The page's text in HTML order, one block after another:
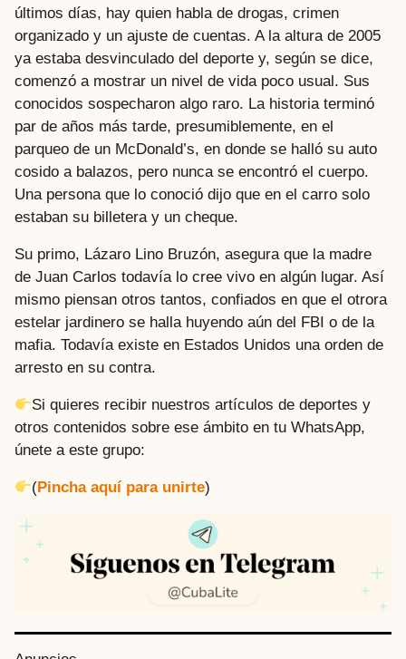
últimos días, hay quien habla de drogas, crimen
organizado y un ajuste de cuentas. A la altura de 2005
ya estaba desvinculado del deporte y, según se dice,
comenzó a mostrar un nivel de vida poco usual. Sus
conocidos sospecharon algo raro. La historia terminó
par de años más tarde, presumiblemente, en el
parqueo de un McDonald’s, en donde se halló su auto
cosido a balazos, pero nunca se encontró el cuerpo.
Una persona que lo conoció dijo que en el carro solo
estaban su billetera y un cheque.
Su primo, Lázaro Lino Bruzón, asegura que la madre
de Juan Carlos todavía lo cree vivo en algún lugar. Así
mismo piensan otros tantos, confiados en que el otrora
estelar jardinero se halla huyendo aún del FBI o de la
mafia. Todavía existe en Estados Unidos una orden de
arresto en su contra.
Si quieres recibir nuestros artículos de deportes y
otros contenidos sobre ese ámbito en tu WhatsApp,
únete a este grupo:
(Pincha aquí para unirte)
P